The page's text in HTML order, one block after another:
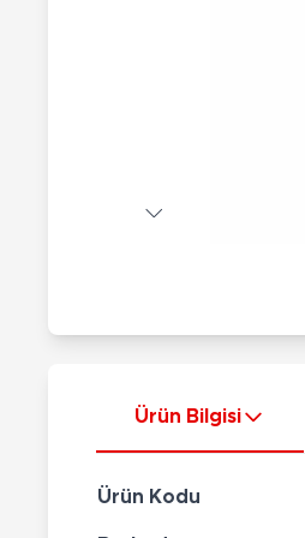
Ürün Bilgisi
Ürün Kodu